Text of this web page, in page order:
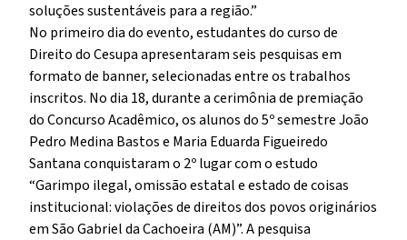
soluções sustentáveis para a região.”
No primeiro dia do evento, estudantes do curso de
Direito do Cesupa apresentaram seis pesquisas em
formato de banner, selecionadas entre os trabalhos
inscritos. No dia 18, durante a cerimônia de premiação
do Concurso Acadêmico, os alunos do 5º semestre João
Pedro Medina Bastos e Maria Eduarda Figueiredo
Santana conquistaram o 2º lugar com o estudo
“Garimpo ilegal, omissão estatal e estado de coisas
institucional: violações de direitos dos povos originários
em São Gabriel da Cachoeira (AM)”. A pesquisa